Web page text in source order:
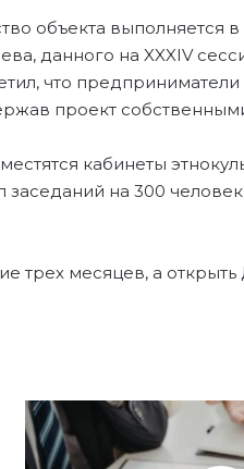
объекта выполняется
данного на XXXIV
что
проект
кабинеты
заседаний на 300
трех месяцев, а
В
Ы
С